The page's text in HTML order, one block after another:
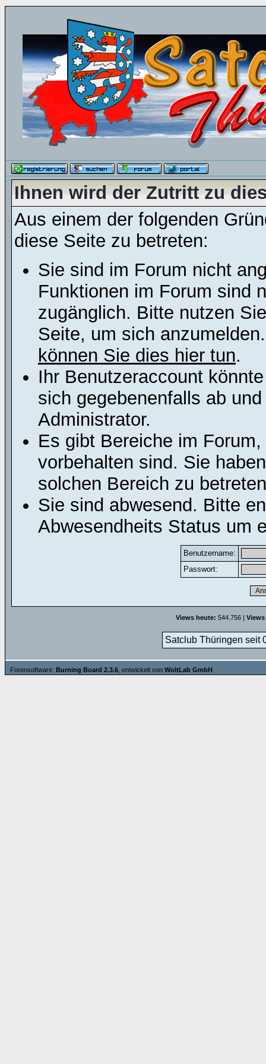
Ihnen wird der Zutritt zu
Aus einem der folgenden
diese Seite zu betreten:
Sie sind im Forum nicht
Funktionen im Forum sind
zugänglich. Bitte nutzen
Seite, um sich
können Sie dies hier tun.
Ihr Benutzeraccount
sich gegebenenfalls ab
Administrator.
Es gibt Bereiche im
vorbehalten sind. Sie
solchen Bereich zu
Sie sind abwesend. Bitte
Abwesendheits Status um
Benutzername:
Passwort:
Views heute: 544.756 |
Satclub Thüringen seit
Forensoftware: Burning Board 2.3.6 , entwickelt von WoltLab GmbH